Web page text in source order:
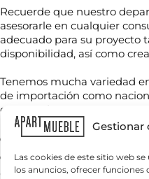
Gestionar
Las cookies de este sitio web
los anuncios, ofrecer funciones
Recuerde que nuestro
asesorarle en cualquier
adecuado para su proyecto
disponibilidad, así como
Tenemos mucha variedad
de importación como
contenedores.
Para grandes cantidades
Servicio nacional o
cantidades.
e
*
*
C
o
r
e
N
o
m
b
r
*
l
é
o
n
*
C
o
r
e
¿